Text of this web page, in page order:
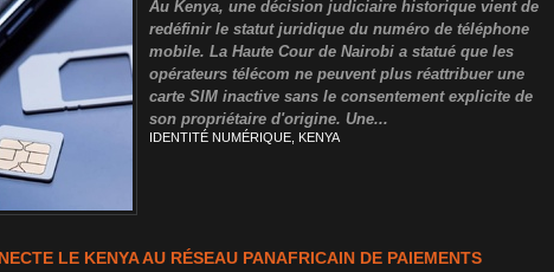
Au Kenya, une décision judiciaire historique vient de
redéfinir le statut juridique du numéro de téléphone
mobile. La Haute Cour de Nairobi a statué que les
opérateurs télécom ne peuvent plus réattribuer une
carte SIM inactive sans le consentement explicite de
son propriétaire d'origine. Une...
IDENTITÉ NUMÉRIQUE KENYA
LE KENYA AU RÉSEAU PANAFRICAIN DE PAIEMENTS